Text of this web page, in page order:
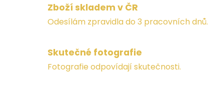
Zboží skladem v ČR
Odesílám zpravidla do 3 pracovních dnů.
Skutečné fotografie
Fotografie odpovídají skutečnosti.